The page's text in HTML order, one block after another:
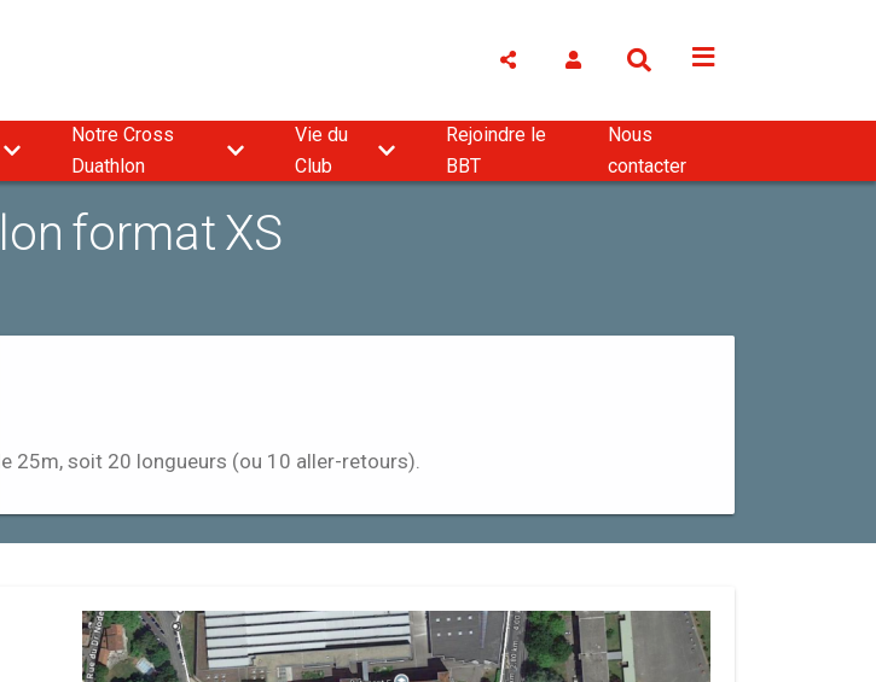
Notre Cross
Duathlon
Vie du
Club
Rejoindre le
BBT
Nous
contacter
format XS
25m, soit 20 longueurs (ou 10 aller-retours).